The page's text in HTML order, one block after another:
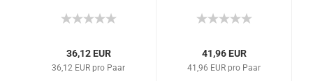
Trittbrettern
36,12 EUR
36,12 EUR pro Paar
41,96 EUR
41,96 EUR pro Paar